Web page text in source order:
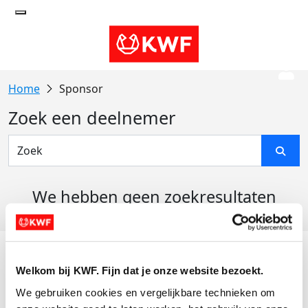
Welkom bij KWF. Fijn dat je onze website bezoekt.
We gebruiken cookies en vergelijkbare technieken om
Sponsor
Zoek een deelnemer
We hebben geen zoekresultaten
Actiematerialen
Evenementen